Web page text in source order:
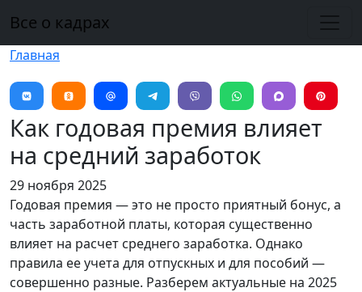
Все о кадрах
Главная
Как годовая премия влияет
на средний заработок
29 ноября 2025
Годовая премия — это не просто приятный бонус, а
часть заработной платы, которая существенно
влияет на расчет среднего заработка. Однако
правила ее учета для отпускных и для пособий —
совершенно разные. Разберем актуальные на 2025